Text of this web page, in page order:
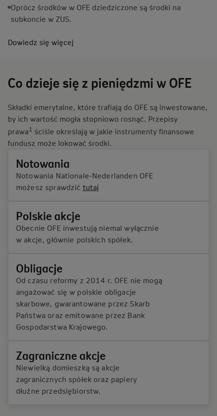
Oprócz środków w OFE dziedziczone są środki na
subkoncie w ZUS.
Dowiedz się więcej
Co dzieje się z pieniędzmi w OFE
Składki emerytalne, które trafiają do OFE są inwestowane,
by ich wartość mogła stopniowo rosnąć. Przepisy
prawa1 ściśle określają w jakie instrumenty finansowe
fundusz może lokować środki.
Notowania
Notowania Nationale-Nederlanden OFE
możesz sprawdzić tutaj
Polskie akcje
Obecnie OFE inwestują niemal wyłącznie
w akcje, głównie polskich spółek.
Obligacje
Od czasu reformy z 2014 r. OFE nie mogą
angażować się w polskie obligacje
skarbowe, gwarantowane przez Skarb
Państwa oraz emitowane przez Bank
Gospodarstwa Krajowego.
Zagraniczne akcje
Niewielką domieszką są akcje
zagranicznych spółek oraz papiery
dłużne przedsiębiorstw.